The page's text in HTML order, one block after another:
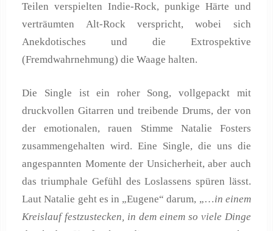
Teilen verspielten Indie-Rock, punkige Härte und
verträumten Alt-Rock verspricht, wobei sich
Anekdotisches und die Extrospektive
(Fremdwahrnehmung) die Waage halten.
Die Single ist ein roher Song, vollgepackt mit
druckvollen Gitarren und treibende Drums, der von
der emotionalen, rauen Stimme Natalie Fosters
zusammengehalten wird. Eine Single, die uns die
angespannten Momente der Unsicherheit, aber auch
das triumphale Gefühl des Loslassens spüren lässt.
Laut Natalie geht es in „Eugene“ darum, „…in einem
Kreislauf festzustecken, in dem einem so viele Dinge